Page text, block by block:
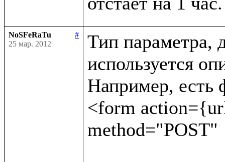
NoSFeRaTu
#
25 мар. 2012
Тип параметра,
используется
Например, есть
<form
method="POST"